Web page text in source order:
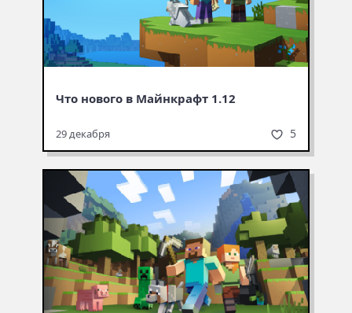
Что нового в Майнкрафт 1.12
29 декабря 5